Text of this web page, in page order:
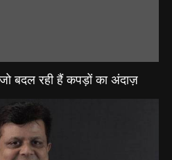
बदल रही हैं कपड़ों का अंदाज़